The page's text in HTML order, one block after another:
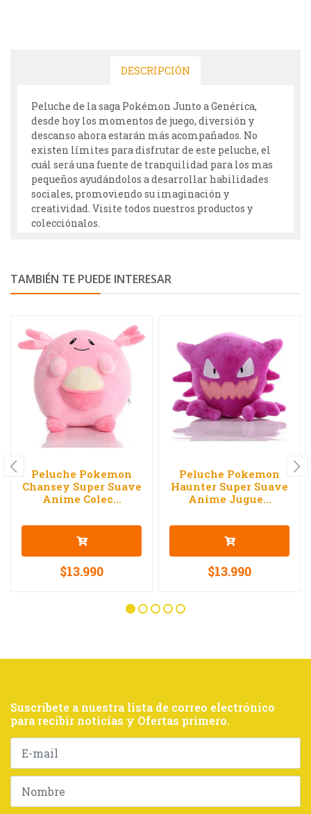
DESCRIPCIÓN
Peluche de la saga Pokémon Junto a Genérica,
desde hoy los momentos de juego, diversión y
descanso ahora estarán más acompañados. No
existen límites para disfrutar de este peluche, el
cuál será una fuente de tranquilidad para los mas
pequeños ayudándolos a desarrollar habilidades
sociales, promoviendo su imaginación y
creatividad. Visite todos nuestros productos y
colecciónalos.
TAMBIÉN TE PUEDE INTERESAR
Peluche Pokemon
Chansey Super Suave
Anime Colec...
$13.990
Peluche Pokemon
Haunter Super Suave
Anime Jugue...
$13.990
Suscríbete a nuestra lista de correo electrónico
para recibir noticias y Ofertas primero.